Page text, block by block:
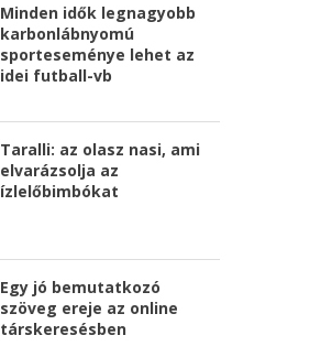
Minden idők legnagyobb
karbonlábnyomú
sporteseménye lehet az
idei futball-vb
Taralli: az olasz nasi, ami
elvarázsolja az
ízlelőbimbókat
Egy jó bemutatkozó
szöveg ereje az online
társkeresésben